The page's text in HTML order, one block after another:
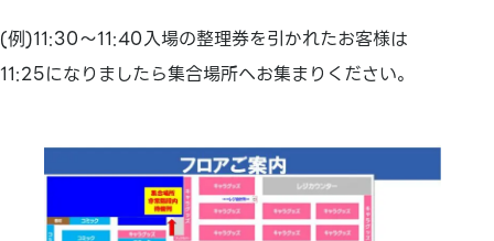
(例)11:30～11:40入場の整理券を引かれたお客様は
11:25になりましたら集合場所へお集まりください。